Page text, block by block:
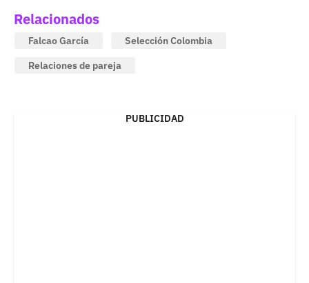
Relacionados
Falcao García
Selección Colombia
Relaciones de pareja
PUBLICIDAD